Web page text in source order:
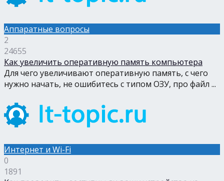
Аппаратные вопросы
2
24655
Как увеличить оперативную память компьютера
Для чего увеличивают оперативную память, с чего
нужно начать, не ошибитесь с типом ОЗУ, про файл ...
Интернет и Wi-Fi
0
1891